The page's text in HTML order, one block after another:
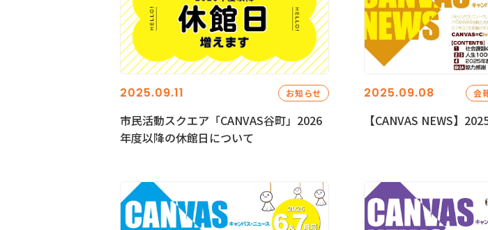
2025.09.11 お知らせ
市民活動スクエア「CANVAS谷町」2026
年度以降の休館日について
2025.09.08 会
【CANVAS NEWS】